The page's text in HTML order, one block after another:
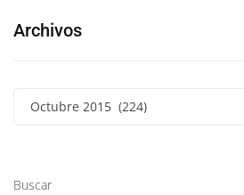
Archivos
Octubre 2015 (224)
Buscar